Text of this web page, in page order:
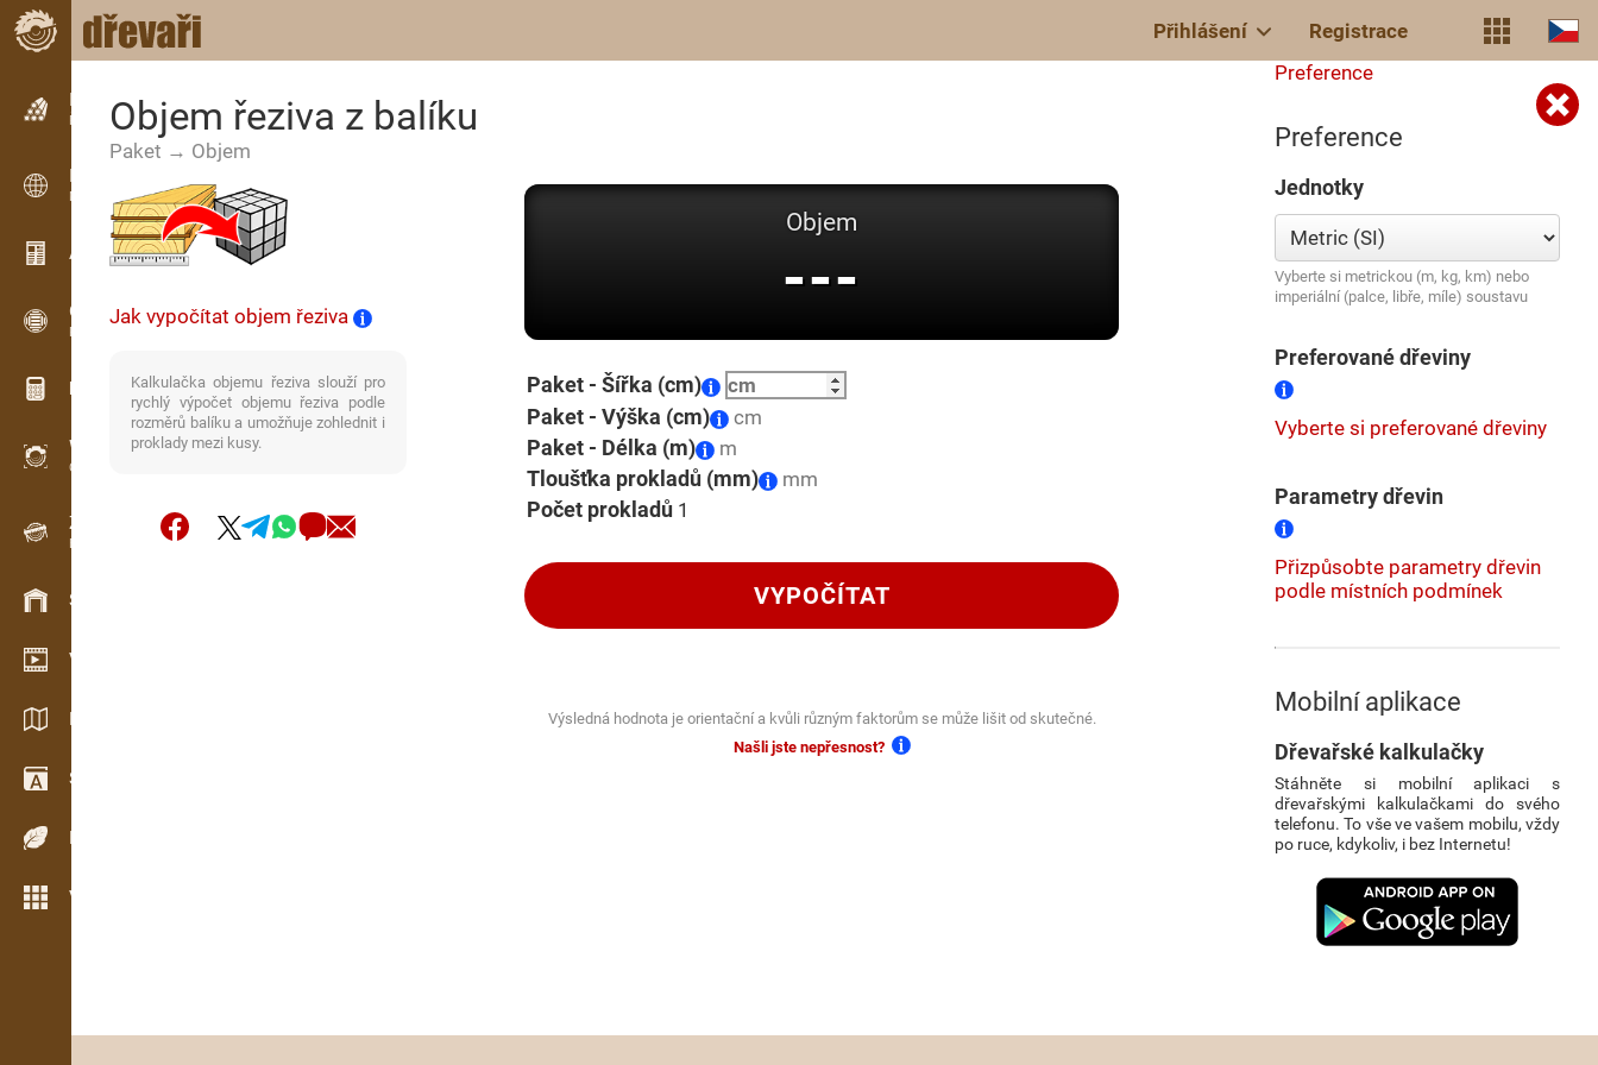
Přihlášení Registrace
Inzerce
Řádková inzerce
Inzerce
Mezinárodní inzerce
Aktuality / Články
OPTI-TIMB
Pořezová schémata
Dřevařské kalkulačky
WoodProfi
Objem dřeva s AI
Záznamník
Evidence dřeva v terénu
Skladové hospodářství
Video showroom
Katalogy / Brožury
Slovník
Dřeviny
Více možností
Objem řeziva z balíku
Paket → Objem
Jak vypočítat objem řeziva
Kalkulačka objemu řeziva slouží pro
rychlý výpočet objemu řeziva podle
rozměrů balíku a umožňuje zohlednit i
proklady mezi kusy.
Objem
---
Paket - Šířka (cm)
Paket - Výška (cm)
Paket - Délka (m)
Tloušťka prokladů (mm)
Počet prokladů
VYPOČÍTAT
Výsledná hodnota je orientační a kvůli různým faktorům se může lišit od skutečné.
Našli jste nepřesnost?
Preference
Preference
Jednotky
Vyberte si metrickou (m, kg, km) nebo
imperiální (palce, libře, míle) soustavu
Preferované dřeviny
Vyberte si preferované dřeviny
Parametry dřevin
Přizpůsobte parametry dřevin
podle místních podmínek
Mobilní aplikace
Dřevařské kalkulačky
Stáhněte si mobilní aplikaci s
dřevařskými kalkulačkami do svého
telefonu. To vše ve vašem mobilu, vždy
po ruce, kdykoliv, i bez Internetu!